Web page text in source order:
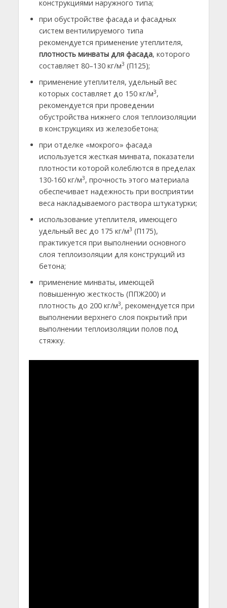
конструкциями наружного типа;
при обустройстве фасада и фасадных
систем вентилируемого типа
рекомендуется применение утеплителя,
плотность минваты для фасада, которого
составляет 80–130 кг/м3 (П125);
применение утеплителя, удельный вес
которых составляет до 150 кг/м3,
рекомендуется при проведении
обустройства нижнего слоя теплоизоляции
в конструкциях из железобетона;
при отделке «мокрого» фасада
используется жесткая минвата, показатели
плотности которой колеблются в пределах
130-160 кг/м3, прочность этого материала
обеспечивает надежность при восприятии
веса накладываемого раствора штукатурки;
использование утеплителя, имеющего
удельный вес до 175 кг/м3 (П175),
практикуется при выполнении основного
слоя теплоизоляции для конструкций из
бетона;
применение минваты, имеющей
повышенную жесткость (ППЖ200) и
плотность до 200 кг/м3, рекомендуется при
выполнении верхнего слоя покрытий при
выполнении теплоизоляции полов под
стяжку.